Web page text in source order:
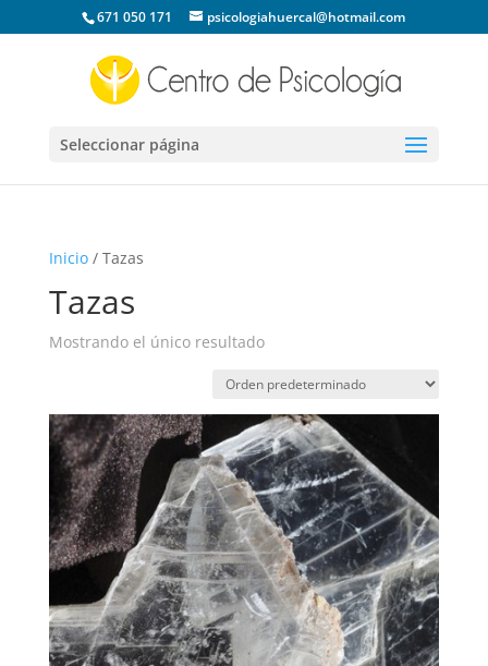
671 050 171 psicologiahuercal@hotmail.com
Seleccionar página
Inicio/ Tazas
Tazas
Mostrando el único resultado